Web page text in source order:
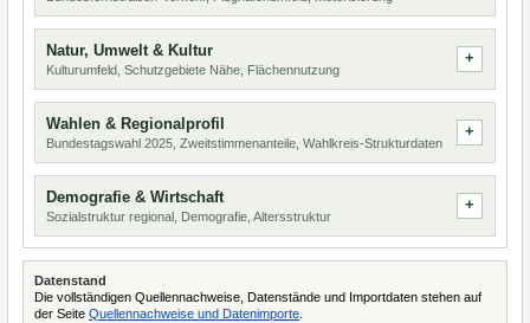
Natur, Umwelt & Kultur
Kulturumfeld, Schutzgebiete Nähe, Flächennutzung
Wahlen & Regionalprofil
Bundestagswahl 2025, Zweitstimmenanteile, Wahlkreis-Strukturdaten
Demografie & Wirtschaft
Sozialstruktur regional, Demografie, Altersstruktur
Datenstand
Die vollständigen Quellennachweise, Datenstände und Importdaten stehen auf
der Seite Quellennachweise und Datenimporte